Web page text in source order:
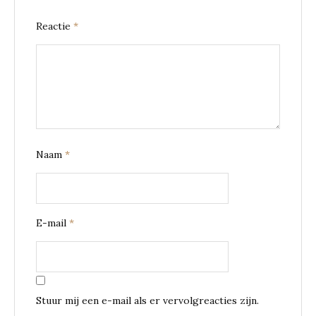
Reactie *
Naam *
E-mail *
Stuur mij een e-mail als er vervolgreacties zijn.